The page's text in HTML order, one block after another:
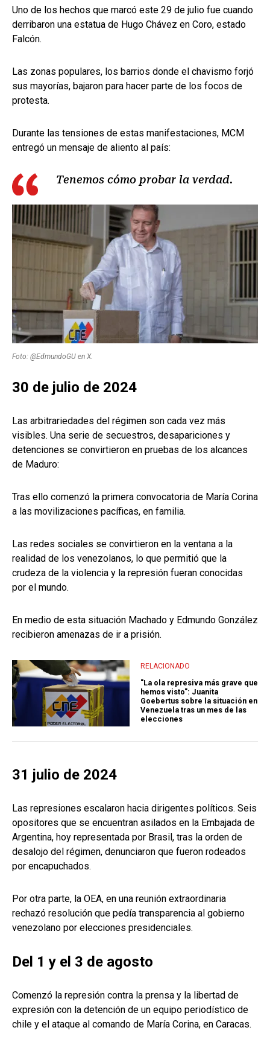
Uno de los hechos que marcó este 29 de julio fue cuando
derribaron una estatua de Hugo Chávez en Coro, estado
Falcón.
Las zonas populares, los barrios donde el chavismo forjó
sus mayorías, bajaron para hacer parte de los focos de
protesta.
Durante las tensiones de estas manifestaciones, MCM
entregó un mensaje de aliento al país:
Tenemos cómo probar la verdad.
Foto: @EdmundoGU en X.
30 de julio de 2024
Las arbitrariedades del régimen son cada vez más
visibles. Una serie de secuestros, desapariciones y
detenciones se convirtieron en pruebas de los alcances
de Maduro:
Tras ello comenzó la primera convocatoria de María Corina
a las movilizaciones pacíficas, en familia.
Las redes sociales se convirtieron en la ventana a la
realidad de los venezolanos, lo que permitió que la
crudeza de la violencia y la represión fueran conocidas
por el mundo.
En medio de esta situación Machado y Edmundo González
recibieron amenazas de ir a prisión.
RELACIONADO
"La ola represiva más grave que
hemos visto": Juanita
Goebertus sobre la situación en
Venezuela tras un mes de las
elecciones
31 julio de 2024
Las represiones escalaron hacia dirigentes políticos. Seis
opositores que se encuentran asilados en la Embajada de
Argentina, hoy representada por Brasil, tras la orden de
desalojo del régimen, denunciaron que fueron rodeados
por encapuchados.
Por otra parte, la OEA, en una reunión extraordinaria
rechazó resolución que pedía transparencia al gobierno
venezolano por elecciones presidenciales.
Del 1 y el 3 de agosto
Comenzó la represión contra la prensa y la libertad de
expresión con la detención de un equipo periodístico de
chile y el ataque al comando de María Corina, en Caracas.